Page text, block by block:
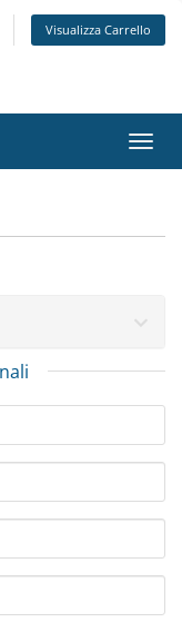
Visualizza Carrello
Attiva